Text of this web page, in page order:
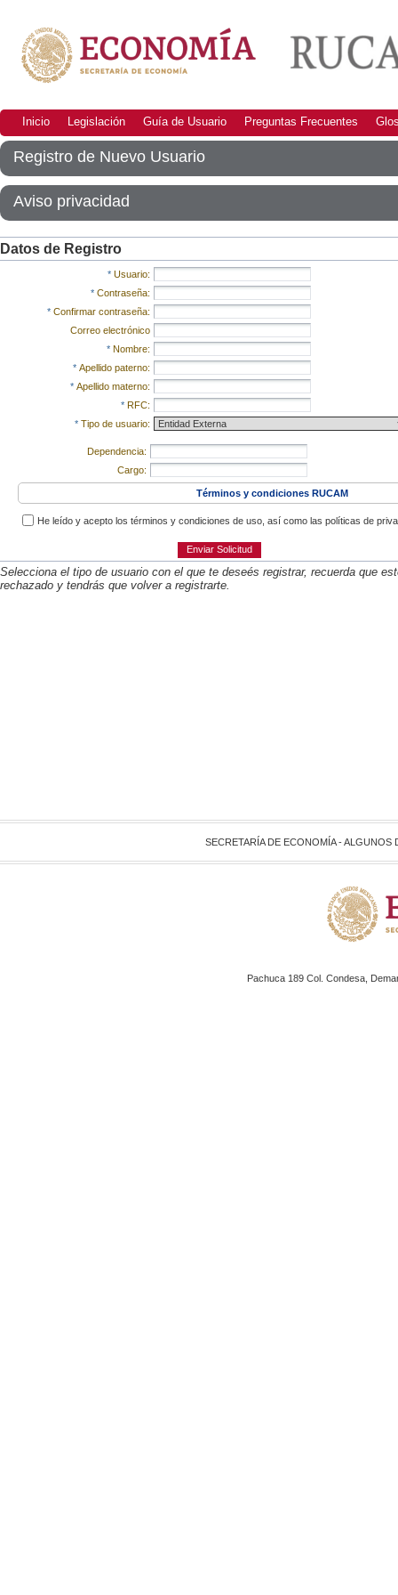
Inicio Legislación Guía de Usuario Preguntas Frecuentes
Registro de Nuevo Usuario
Aviso privacidad
Datos de Registro
* Usuario:
* Contraseña:
* Confirmar contraseña:
Correo electrónico
* Nombre:
* Apellido paterno:
* Apellido materno:
* RFC:
* Tipo de usuario:
Dependencia:
Cargo:
Términos y condiciones RUCAM
He leído y acepto los términos y condiciones de uso, así como las políticas de
Enviar Solicitud
Selecciona el tipo de usuario con el que te deseés registrar, recuerda que
rechazado y tendrás que volver a registrarte.
SECRETARÍA DE ECONOMÍA -
Pachuca 189 Col. Condesa,